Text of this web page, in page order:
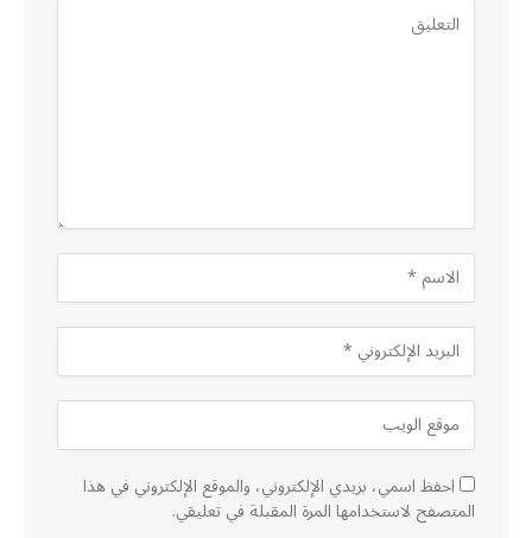
احفظ اسمي، بريدي الإلكتروني، والموقع الإلكتروني في هذا
المتصفح لاستخدامها المرة المقبلة في تعليقي.